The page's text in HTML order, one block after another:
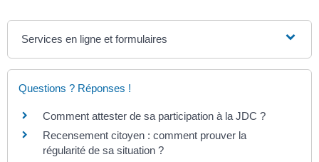
Services en ligne et formulaires
Questions ? Réponses !
Comment attester de sa participation à la JDC ?
Recensement citoyen : comment prouver la
régularité de sa situation ?